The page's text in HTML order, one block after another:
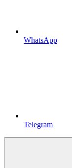
WhatsApp
Telegram